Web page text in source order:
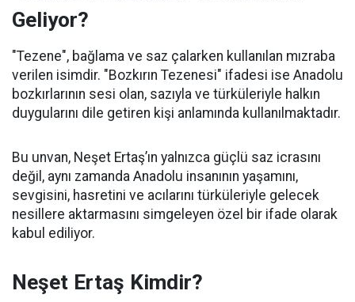
Geliyor?
"Tezene", bağlama ve saz çalarken kullanılan mızraba
verilen isimdir. "Bozkırın Tezenesi" ifadesi ise Anadolu
bozkırlarının sesi olan, sazıyla ve türküleriyle halkın
duygularını dile getiren kişi anlamında kullanılmaktadır.
Bu unvan, Neşet Ertaş’ın yalnızca güçlü saz icrasını
değil, aynı zamanda Anadolu insanının yaşamını,
sevgisini, hasretini ve acılarını türküleriyle gelecek
nesillere aktarmasını simgeleyen özel bir ifade olarak
kabul ediliyor.
Neşet Ertaş Kimdir?